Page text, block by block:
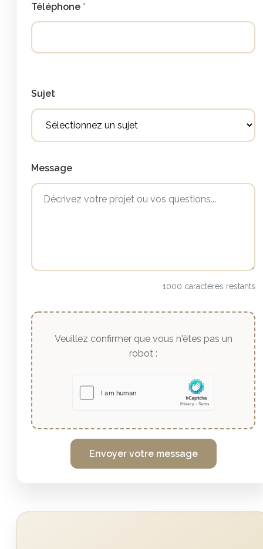
Téléphone
Sujet
Message
1000 caractères restants
Veuillez confirmer que vous n'êtes pas un
robot :
Envoyer votre message